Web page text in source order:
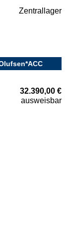
Zentrallager
32.390,00 €
ausweisbar